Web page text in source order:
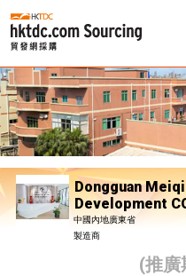
Dongguan
Development
中國內地廣東省
製造商
(推廣